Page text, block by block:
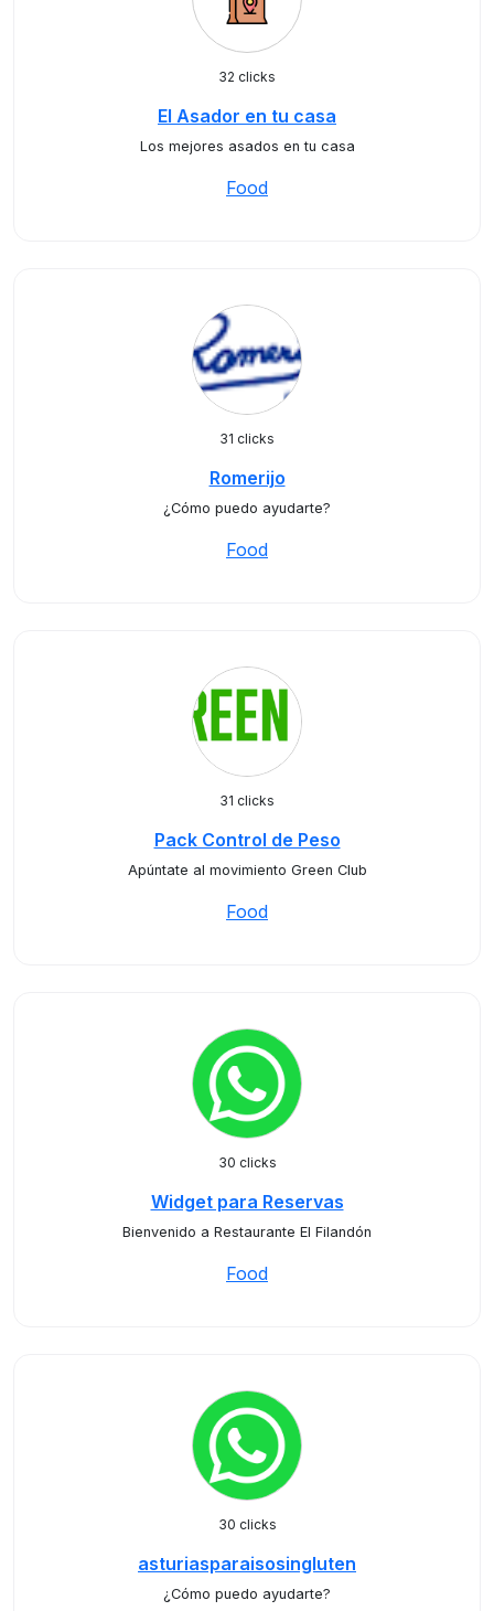
32 clicks
El Asador en tu casa
Los mejores asados en tu casa
Food
31 clicks
Romerijo
¿Cómo puedo ayudarte?
Food
31 clicks
Pack Control de Peso
Apúntate al movimiento Green Club
Food
30 clicks
Widget para Reservas
Bienvenido a Restaurante El Filandón
Food
30 clicks
asturiasparaisosingluten
¿Cómo puedo ayudarte?